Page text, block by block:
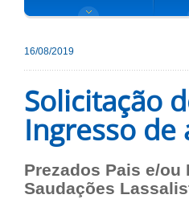
16/08/2019
Solicitação
Ingresso de
Prezados Pais e/ou
Saudações